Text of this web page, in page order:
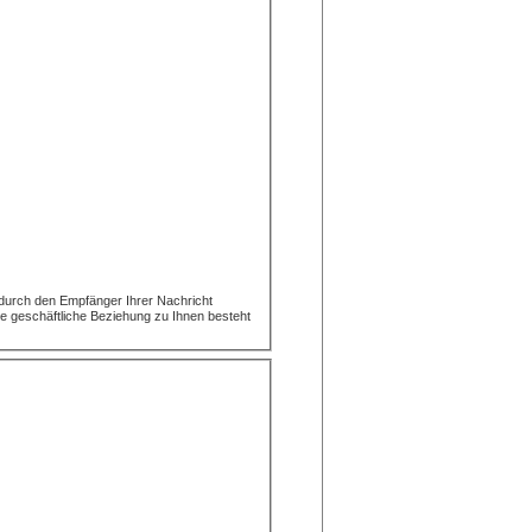
den Empfänger Ihrer Nachricht
geschäftliche Beziehung zu Ihnen besteht